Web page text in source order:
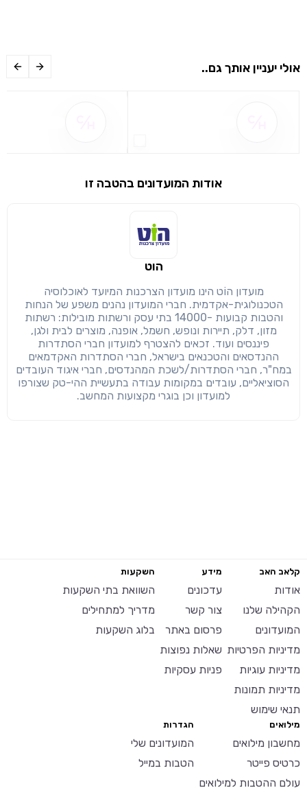
שיתוף
שימו לב!
מימוש הטבה זו ניתן רק לחברי
הבנתי, המשך לאתר
אולי יעניין אותך גם..
אודות המועדונים בהטבה זו
הוט
מועדון הוֹט הינו מועדון הצרכנות המיועד לאוכלוסיה
הטכנולוגית-אקדמית. חברי המועדון נהנים משפע של הנחות
והטבות קבועות -14000 בתי עסק ורשתות מובילות: רשתות
מזון, דלק, תיירות ונופש, חשמל, אופנה, מוצרים לבית ולגן,
פיננסים ועוד. זכאים להצטרף למועדון חברי הסתדרות
ההנדסאים והטכנאים בישראל, חברי הסתדרות האקדמאים
במח"ר, חברי הסתדרות/לשכת המהנדסים, חברי איגוד העובדים
הסוציאליים, עובדים במקומות עבודה בתעשיית ההי-טק שצורפו
למועדון וכן בוגרי מקצועות המחשב.
קלאב האב
אודות
הקהילה שלנו
המועדונים
מדיניות הפרטיות
מדיניות עוגיות
מדיניות תמונות
תנאי שימוש
מידע
עדכונים
צור קשר
פרסום באתר
שאלות נפוצות
פניות עסקיות
השקעות
השוואת בתי השקעות
מדריך למתחילים
בלוג השקעות
מילואים
מחשבון מילואים
כרטיס פייטר
עולם ההטבות למילואים
הגדרות
המועדונים שלי
הטבות במייל